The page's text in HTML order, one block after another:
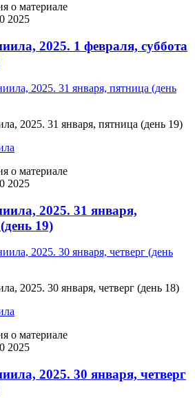
о материале
2025
2025. 1 февраля, суббота
2025. 31 января, пятница (день 19)
о материале
2025
2025. 31 января,
19)
2025. 30 января, четверг (день 18)
о материале
2025
2025. 30 января, четверг